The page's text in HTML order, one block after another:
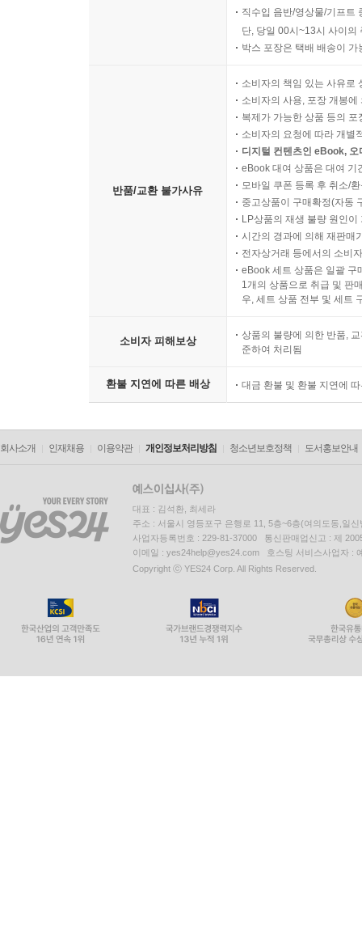
직수입 음반/영상물/기프트
단, 당일 00시~13시 사이의
박스 포장은 택배 배송이
반품/교환 불가사유
소비자의 책임 있는 사유로
소비자의 사용, 포장 개봉
복제가 가능한 상품 등의
소비자의 요청에 따라 개별
디지털 컨텐츠인 eBook,
eBook 대여 상품은 대여 기
모바일 쿠폰 등록 후 취소/
중고상품이 구매확정(자동
LP상품의 재생 불량 원인
시간의 경과에 의해 재판매
전자상거래 등에서의 소비
eBook 세트 상품은 일괄 구
1개의 상품으로 취급 및 판
우, 세트 상품 전부 및 세트
소비자 피해보상
상품의 불량에 의한 반품,
준하여 처리됨
환불 지연에 따른 배상 대금 환불 및 환불 지연에
회사소개 인재채용 이용약관 개인정보처리방침 청소년보호정책 도서홍보안내
대표 : 김석환, 최세라
주소 : 서울시 영등포구 은행로 11, 5층~6층(여의도동,일신
사업자등록번호 : 229-81-37000 통신판매업신고 : 제
이메일 : yes24help@yes24.com 호스팅 서비스사업자 :
Copyright ⓒ YES24 Corp. All Rights Reserved.